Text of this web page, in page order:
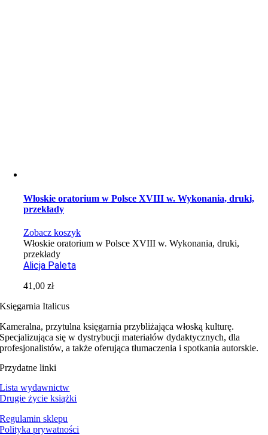
Włoskie oratorium w Polsce XVIII w. Wykonania, druki,
przekłady
Zobacz koszyk
Włoskie oratorium w Polsce XVIII w. Wykonania, druki,
przekłady
Alicja Paleta
41,00zł
Księgarnia Italicus
Kameralna, przytulna księgarnia przybliżająca włoską kulturę.
Specjalizująca się w dystrybucji materiałów dydaktycznych, dla
profesjonalistów, a także oferująca tłumaczenia i spotkania autorskie.
Przydatne linki
Lista wydawnictw
Drugie życie książki
Regulamin sklepu
Polityka prywatności